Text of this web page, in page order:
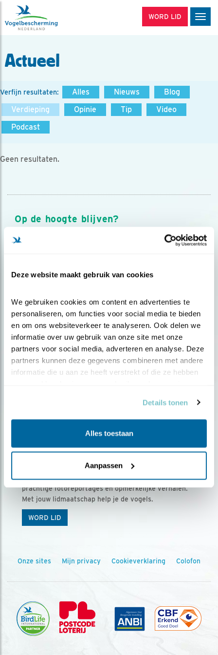
Deze website maakt gebruik van cookies
We gebruiken cookies om content en advertenties te
personaliseren, om functies voor social media te bieden
en om ons websiteverkeer te analyseren. Ook delen we
informatie over uw gebruik van onze site met onze
partners voor social media, adverteren en analyse. Deze
partners kunnen deze gegevens combineren met andere
informatie die u aan ze heeft verstrekt of die ze hebben
Details tonen
Alles toestaan
Aanpassen
WORD LID
Actueel
Verfijn resultaten: Alles Nieuws
Blog
Verdieping
Opinie Tip
Video
Podcast
Geen resultaten.
Op de hoogte blijven?
Meld je aan en ontvang nieuws, inspiratie, acties en tips
over vogels en activiteiten van Vogelbescherming.
Ontvang 5 x Vogels voor € 36,00 per jaar
Vogels is het tijdschrift voor onze leden, met
prachtige fotoreportages en opmerkelijke verhalen.
Met jouw lidmaatschap help je de vogels.
WORD LID
Onze sites Mijn privacy Cookieverklaring Colofon